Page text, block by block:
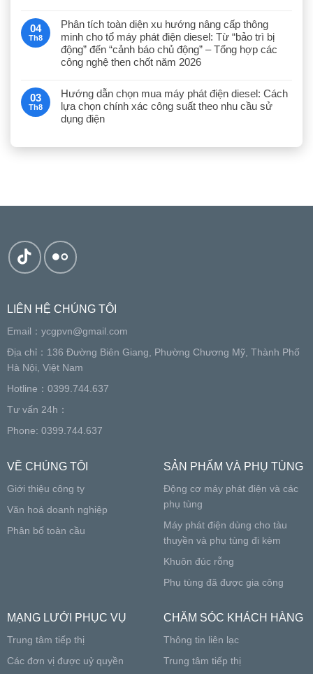
04
Th8
Phân tích toàn diện xu hướng nâng cấp thông
minh cho tổ máy phát điện diesel: Từ “bảo trì bị
động” đến “cảnh báo chủ động” – Tổng hợp các
công nghệ then chốt năm 2026
03
Th8
Hướng dẫn chọn mua máy phát điện diesel: Cách
lựa chọn chính xác công suất theo nhu cầu sử
dụng điện
LIÊN HỆ CHÚNG TÔI
Email： ycgpvn@gmail.com
Địa chỉ：136 Đường Biên Giang, Phường Chương Mỹ, Thành Phố
Hà Nội, Việt Nam
Hotline：0399.744.637
Tư vấn 24h：
Phone: 0399.744.637
VỀ CHÚNG TÔI
Giới thiệu công ty
Văn hoá doanh nghiệp
Phân bố toàn cầu
SẢN PHẨM VÀ PHỤ TÙNG
Động cơ máy phát điện và các
phụ tùng
Máy phát điện dùng cho tàu
thuyền và phụ tùng đi kèm
Khuôn đúc rỗng
Phụ tùng đã được gia công
MẠNG LƯỚI PHỤC VỤ
Trung tâm tiếp thị
Các đơn vị được uỷ quyền
CHĂM SÓC KHÁCH HÀNG
Thông tin liên lạc
Trung tâm tiếp thị